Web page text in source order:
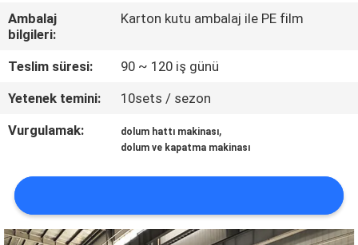
ILETIŞIME
GEÇIN
Ambalaj
bilgileri:
Karton kutu ambalaj ile PE film
Teslim süresi:
90 ~ 120 iş günü
Yetenek temini:
10sets / sezon
Vurgulamak:
dolum hattı makinası,
dolum ve kapatma makinası